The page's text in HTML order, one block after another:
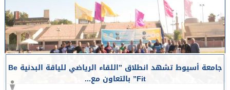
جامعة أسيوط تشهد انطلاق ”اللقاء الرياضي للياقة البدنية Be
Fit” بالتعاون مع...